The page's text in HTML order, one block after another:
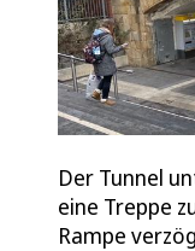
Der Tunnel
eine Treppe
Rampe